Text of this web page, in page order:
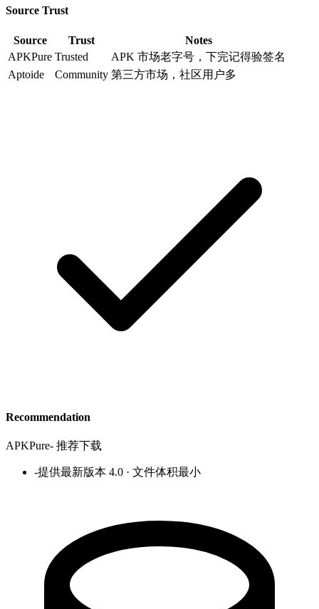
Source Trust
Source Trust
Notes
APKPure Trusted
APK 市场老字号，下完记得验签名
Aptoide
Community 第三方市场，社区用户多
Recommendation
APKPure- 推荐下载
-提供最新版本 4.0 · 文件体积最小